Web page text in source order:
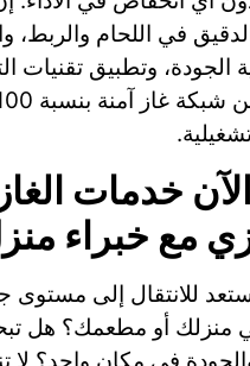
في اللحام والربط،
الجودة، وتطبيق تقنيات
خدمات الغاز
مع خبراء
للانتقال إلى مستوى
منزلك أو مطعمك؟ هل
في مكان واحد؟ لا